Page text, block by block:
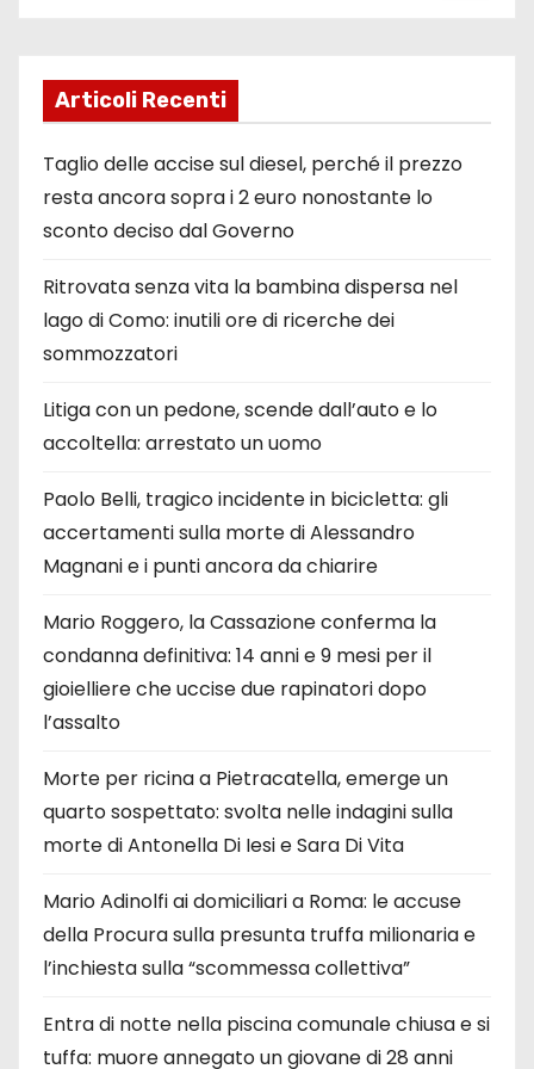
Articoli Recenti
Taglio delle accise sul diesel, perché il prezzo
resta ancora sopra i 2 euro nonostante lo
sconto deciso dal Governo
Ritrovata senza vita la bambina dispersa nel
lago di Como: inutili ore di ricerche dei
sommozzatori
Litiga con un pedone, scende dall’auto e lo
accoltella: arrestato un uomo
Paolo Belli, tragico incidente in bicicletta: gli
accertamenti sulla morte di Alessandro
Magnani e i punti ancora da chiarire
Mario Roggero, la Cassazione conferma la
condanna definitiva: 14 anni e 9 mesi per il
gioielliere che uccise due rapinatori dopo
l’assalto
Morte per ricina a Pietracatella, emerge un
quarto sospettato: svolta nelle indagini sulla
morte di Antonella Di Iesi e Sara Di Vita
Mario Adinolfi ai domiciliari a Roma: le accuse
della Procura sulla presunta truffa milionaria e
l’inchiesta sulla “scommessa collettiva”
Entra di notte nella piscina comunale chiusa e si
tuffa: muore annegato un giovane di 28 anni